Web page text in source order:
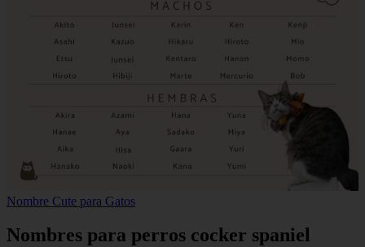
Nombre Cute para Gatos
Nombres para perros cocker spaniel